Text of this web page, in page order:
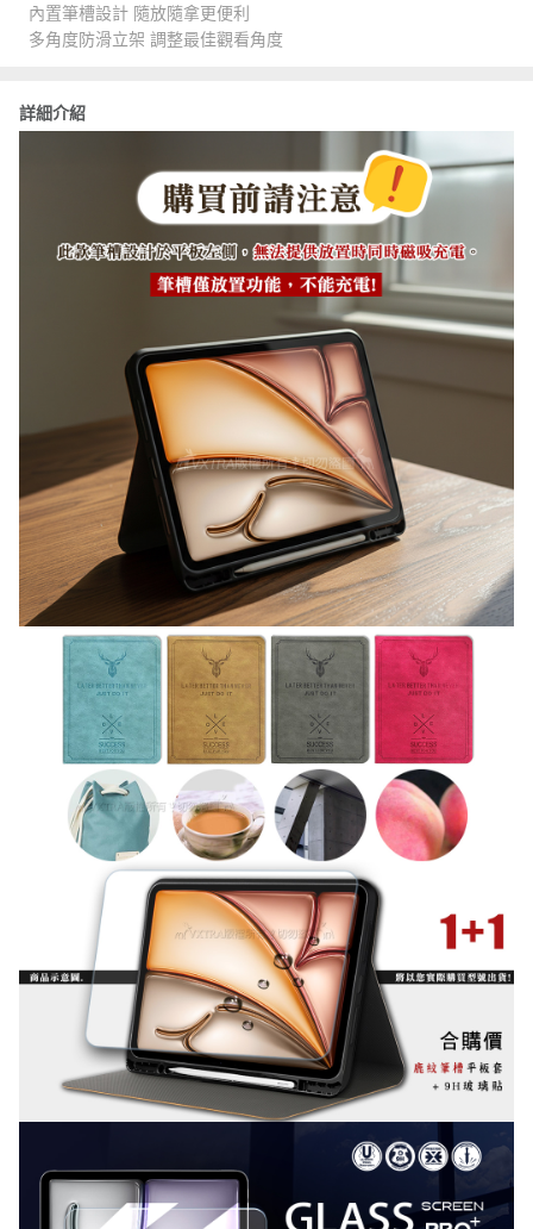
內置筆槽設計 隨放隨拿更便利
多角度防滑立架 調整最佳觀看角度
詳細介紹